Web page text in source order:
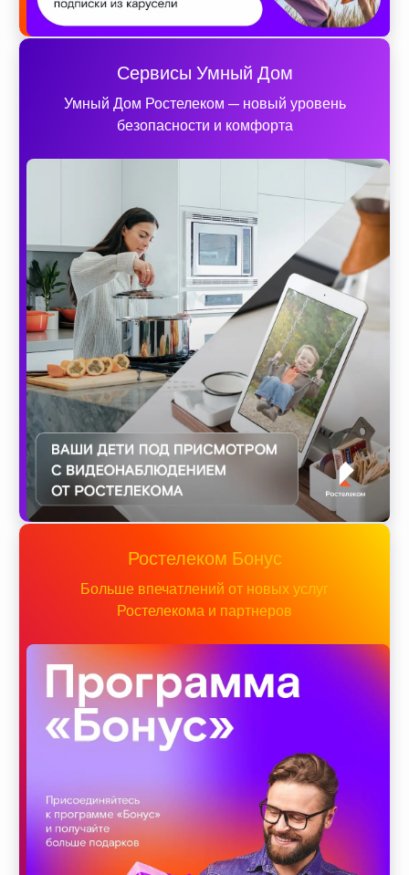
Сервисы Умный Дом
Умный Дом Ростелеком — новый уровень
безопасности и комфорта
Ростелеком Бонус
Больше впечатлений от новых услуг
Ростелекома и партнеров